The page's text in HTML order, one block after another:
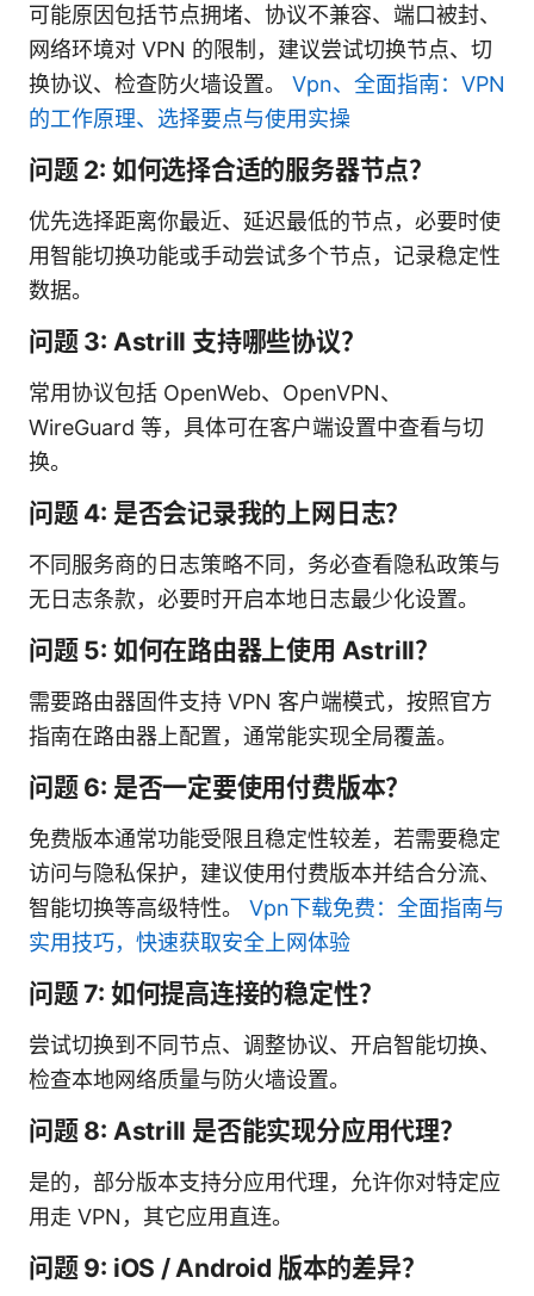
可能原因包括节点拥堵、协议不兼容、端口被封、
网络环境对 VPN 的限制，建议尝试切换节点、切
换协议、检查防火墙设置。 Vpn、全面指南：VPN
的工作原理、选择要点与使用实操
问题 2: 如何选择合适的服务器节点？
优先选择距离你最近、延迟最低的节点，必要时使
用智能切换功能或手动尝试多个节点，记录稳定性
数据。
问题 3: Astrill 支持哪些协议？
常用协议包括 OpenWeb、OpenVPN、
WireGuard 等，具体可在客户端设置中查看与切
换。
问题 4: 是否会记录我的上网日志？
不同服务商的日志策略不同，务必查看隐私政策与
无日志条款，必要时开启本地日志最少化设置。
问题 5: 如何在路由器上使用 Astrill？
需要路由器固件支持 VPN 客户端模式，按照官方
指南在路由器上配置，通常能实现全局覆盖。
问题 6: 是否一定要使用付费版本？
免费版本通常功能受限且稳定性较差，若需要稳定
访问与隐私保护，建议使用付费版本并结合分流、
智能切换等高级特性。 Vpn下载免费：全面指南与
实用技巧，快速获取安全上网体验
问题 7: 如何提高连接的稳定性？
尝试切换到不同节点、调整协议、开启智能切换、
检查本地网络质量与防火墙设置。
问题 8: Astrill 是否能实现分应用代理？
是的，部分版本支持分应用代理，允许你对特定应
用走 VPN，其它应用直连。
问题 9: iOS / Android 版本的差异？